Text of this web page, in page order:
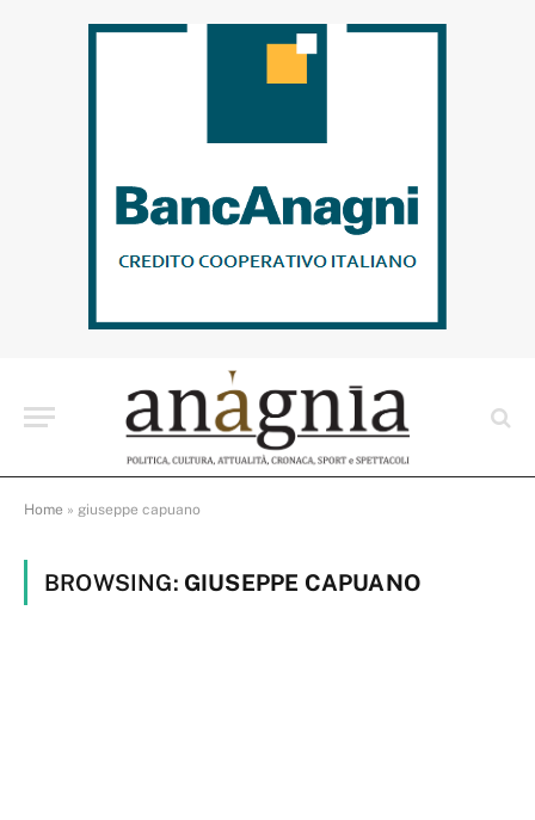
Home » giuseppe capuano
BROWSING: GIUSEPPE CAPUANO